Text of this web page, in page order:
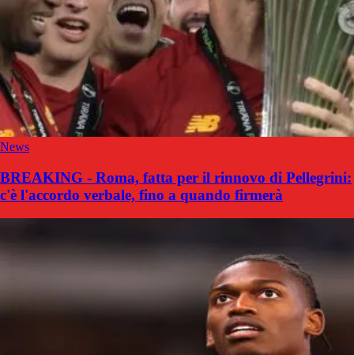
News
BREAKING - Roma, fatta per il rinnovo di Pellegrini:
c'è l'accordo verbale, fino a quando firmerà